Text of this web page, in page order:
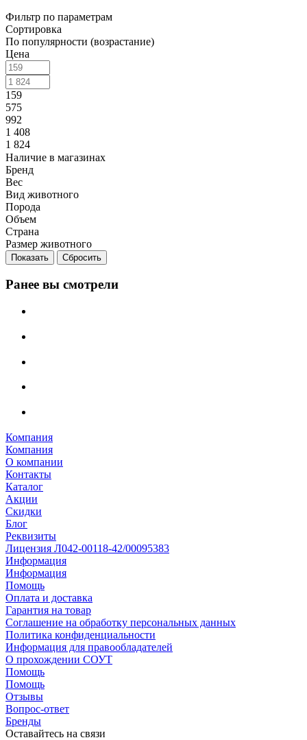
Фильтр по параметрам
Сортировка
По популярности (возрастание)
Цена
159
575
992
1 408
1 824
Наличие в магазинах
Бренд
Вес
Вид животного
Порода
Объем
Страна
Размер животного
Сбросить
Ранее вы смотрели
Компания
Компания
О компании
Контакты
Каталог
Акции
Скидки
Блог
Реквизиты
Лицензия Л042-00118-42/00095383
Информация
Информация
Помощь
Оплата и доставка
Гарантия на товар
Соглашение на обработку персональных данных
Политика конфиденциальности
Информация для правообладателей
О прохождении СОУТ
Помощь
Помощь
Отзывы
Вопрос-ответ
Бренды
Оставайтесь на связи